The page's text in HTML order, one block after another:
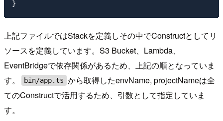
上記ファイルではStackを定義しその中でConstructとしてリ
ソースを定義しています。S3 Bucket、Lambda、
EventBridgeで依存関係があるため、上記の順となっていま
す。
bin/app.ts から取得したenvName, projectNameは全
てのConstructで活用するため、引数として指定していま
す。